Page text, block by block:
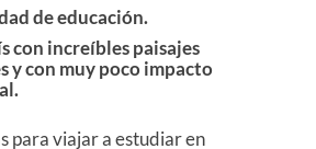
de educación.
con increíbles paisajes
y con muy poco impacto
para viajar a estudiar en